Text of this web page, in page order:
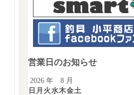
営業日のお知らせ
2026 年 8 月
日 月 火水木金土